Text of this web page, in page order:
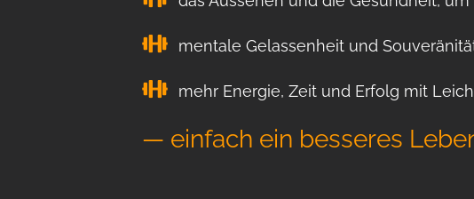
mentale Gelassenheit und
mehr Energie, Zeit und Erfolg mit
— einfach ein besseres